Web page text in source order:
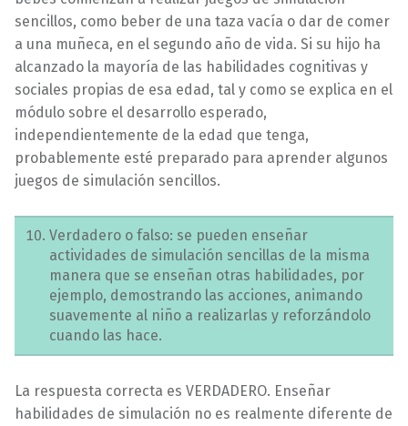
sencillos, como beber de una taza vacía o dar de comer
a una muñeca, en el segundo año de vida. Si su hijo ha
alcanzado la mayoría de las habilidades cognitivas y
sociales propias de esa edad, tal y como se explica en el
módulo sobre el desarrollo esperado,
independientemente de la edad que tenga,
probablemente esté preparado para aprender algunos
juegos de simulación sencillos.
Verdadero o falso: se pueden enseñar
actividades de simulación sencillas de la misma
manera que se enseñan otras habilidades, por
ejemplo, demostrando las acciones, animando
suavemente al niño a realizarlas y reforzándolo
cuando las hace.
La respuesta correcta es VERDADERO. Enseñar
habilidades de simulación no es realmente diferente de